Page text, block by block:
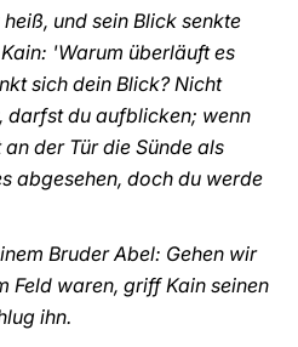
und sein Blick senkte
'Warum überläuft es
sich dein Blick? Nicht
darfst du aufblicken; wenn
der Tür die Sünde als
abgesehen, doch du werde
Bruder Abel: Gehen wir
Feld waren, griff Kain seinen
ihn.